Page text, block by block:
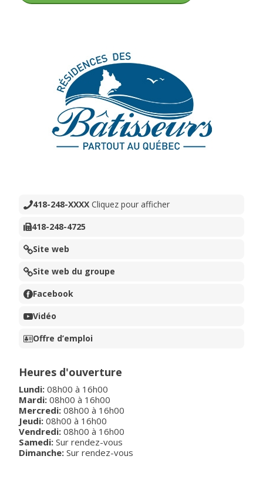
418-248-XXXX Cliquez pour afficher
418-248-4725
Site web
Site web du groupe
Facebook
Vidéo
Offre d’emploi
Heures d'ouverture
Lundi: 08h00 à 16h00
Mardi: 08h00 à 16h00
Mercredi: 08h00 à 16h00
Jeudi: 08h00 à 16h00
Vendredi: 08h00 à 16h00
Samedi: Sur rendez-vous
Dimanche: Sur rendez-vous